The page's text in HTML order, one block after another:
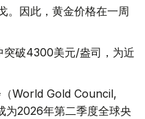
。因此，黄金价格在一周
突破4300美元/盎司，为近
（World Gold Council,
为2026年第二季度全球央